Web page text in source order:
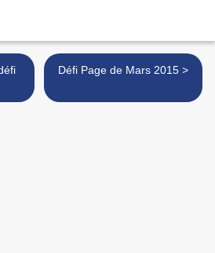
Défi Page de Mars 2015 >